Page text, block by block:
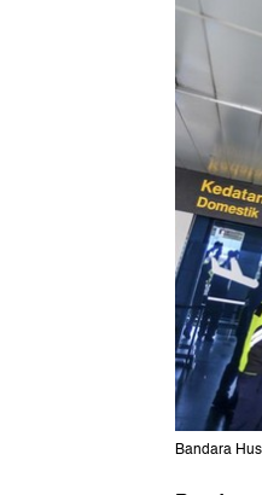
Bandara